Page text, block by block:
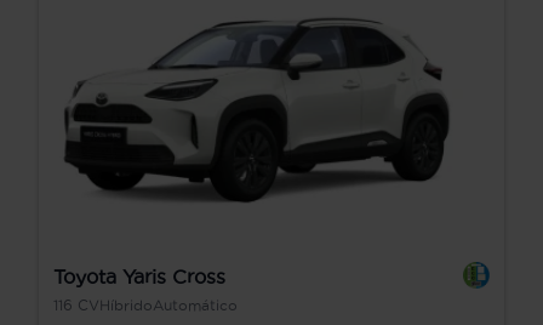
Toyota Yaris Cross
116 CV HíbridoAutomático